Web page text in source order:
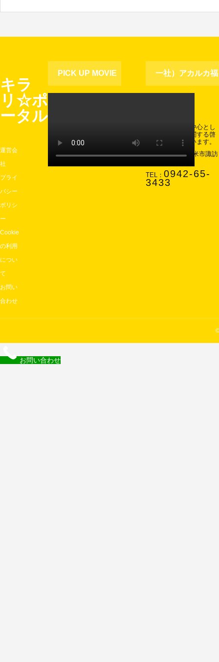
PICK UP MOVIE 一社）アカルカ福
主に久留米市を中心とし
て障害児・者に関する啓
発活動を行っています。
〒830-0037 久留米市諏訪
TEL： 0942-65-
3433
キラ
リ☆ポ
ータル
運営会
社
プライ
バシー
ポリシ
ー
Cookie
の利用
につい
て
お問い
合わせ
お問い合わせ